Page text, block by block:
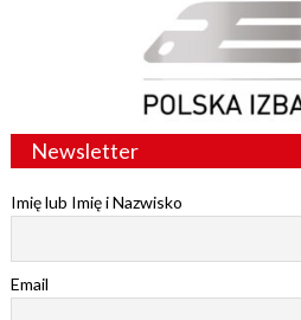
Newsletter
Imię lub Imię i Nazwisko
Email